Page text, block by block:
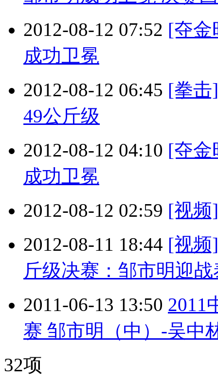
2012-08-12 07:52 [夺金
成功卫冕
2012-08-12 06:45 [拳击
49公斤级
2012-08-12 04:10 [夺金
成功卫冕
2012-08-12 02:59 [视频
2012-08-11 18:44 [视频
斤级决赛：邹市明迎
2011-06-13 13:50 2011
赛 邹市明（中）-吴中
32项